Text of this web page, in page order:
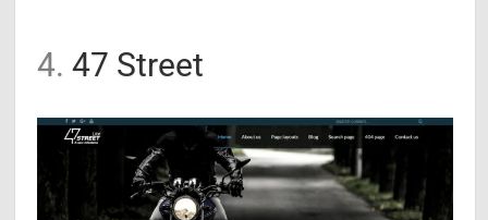
4. 47 Street